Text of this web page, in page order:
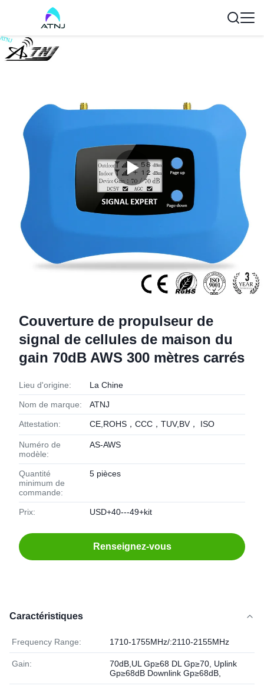
Couverture de propulseur de
signal de cellules de maison du
gain 70dB AWS 300 mètres carrés
Lieu d'origine: La Chine
Nom de marque: ATNJ
Attestation: CE,ROHS，CCC，TUV,BV， ISO
Numéro de
modèle:
AS-AWS
Quantité
minimum de
commande:
5 pièces
Prix: USD+40---49+kit
Renseignez-vous
Caractéristiques
Frequency Range: 1710-1755MHz/:2110-2155MHz
Gain:
70dB,UL Gp≥68 DL Gp≥70, Uplink
Gp≥68dB Downlink Gp≥68dB,